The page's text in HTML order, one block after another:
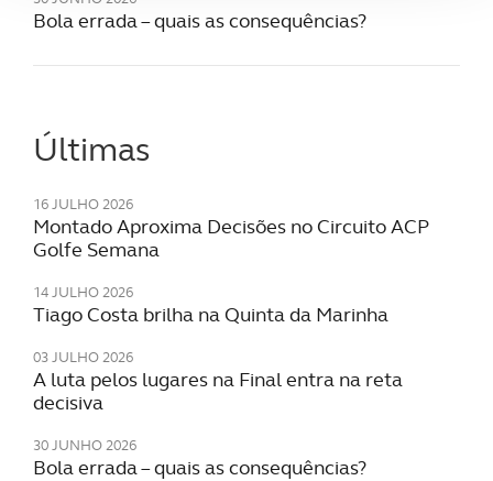
Adicionalmente partilhamos informação, relativa à sua
utilização do nosso site de publicidade e de análise, com
O ACP garantirá que as transferências internacionais de
necessário no contexto dos serviços a prestar.
tecnologias similares pode ter impacto na sua
experiência de navegação no Website e nos serviços
disponibilizados.
Consulte a política de cookies do site.
Bola errada – quais as consequências?
Últimas
16 JULHO 2026
Montado Aproxima Decisões no Circuito ACP
Golfe Semana
14 JULHO 2026
Tiago Costa brilha na Quinta da Marinha
03 JULHO 2026
A luta pelos lugares na Final entra na reta
decisiva
30 JUNHO 2026
Bola errada – quais as consequências?